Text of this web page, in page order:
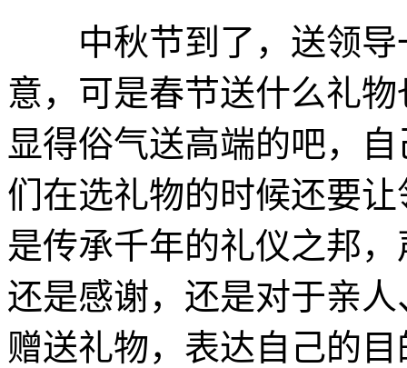
中秋节到了，送领导
意，可是春节送什么礼
显得俗气送高端的吧，
们在选礼物的时候还要
是传承千年的礼仪之邦
还是感谢，还是对于亲
赠送礼物，表达自己的